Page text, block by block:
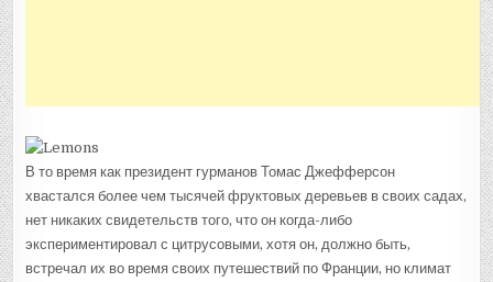
В то время как президент гурманов Томас Джефферсон
хвастался более чем тысячей фруктовых деревьев в своих садах,
нет никаких свидетельств того, что он когда-либо
экспериментировал с цитрусовыми, хотя он, должно быть,
встречал их во время своих путешествий по Франции, но климат